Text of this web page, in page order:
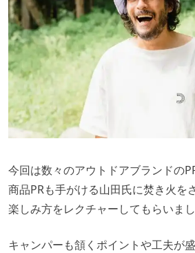
今回は数々のアウトドアブランドの
商品PRも手がける山田氏に焚き火を
楽しみ方をレクチャーしてもらいまし
キャンパーも頷くポイントや工夫が